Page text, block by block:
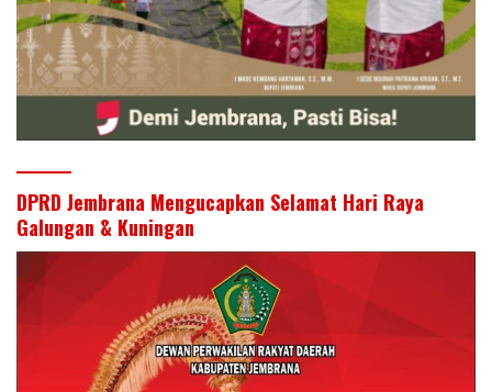
DPRD Jembrana Mengucapkan Selamat Hari Raya
Galungan & Kuningan